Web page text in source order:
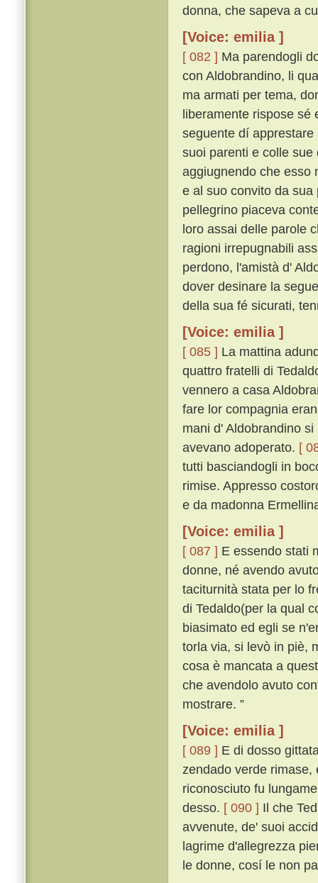
donna, che sapeva a
[Voice: emilia ]
[ 082 ] Ma parendogli
con Aldobrandino, li
ma armati per tema,
liberamente rispose
seguente dí
suoi parenti e colle
aggiugnendo che esso
e al suo convito da
pellegrino piaceva
loro assai delle parole
ragioni irrepugnabili
perdono, l'amistà d'
dover desinare la
della sua fé sicurati,
[Voice: emilia ]
[ 085 ] La mattina
quattro fratelli di
vennero a casa
fare lor compagnia
mani d' Aldobrandino
avevano adoperato. [
tutti basciandogli in
rimise. Appresso
e da madonna
[Voice: emilia ]
[ 087 ] E essendo stati
donne, né avendo
taciturnità stata per lo
di Tedaldo(per la qual
biasimato ed egli se
torla via, si levò in piè,
cosa è mancata a
che avendolo avuto
mostrare. ”
[Voice: emilia ]
[ 089 ] E di dosso
zendado verde
riconosciuto fu
desso. [ 090 ] Il che
avvenute, de' suoi
lagrime d'allegrezza
le donne, cosí le non